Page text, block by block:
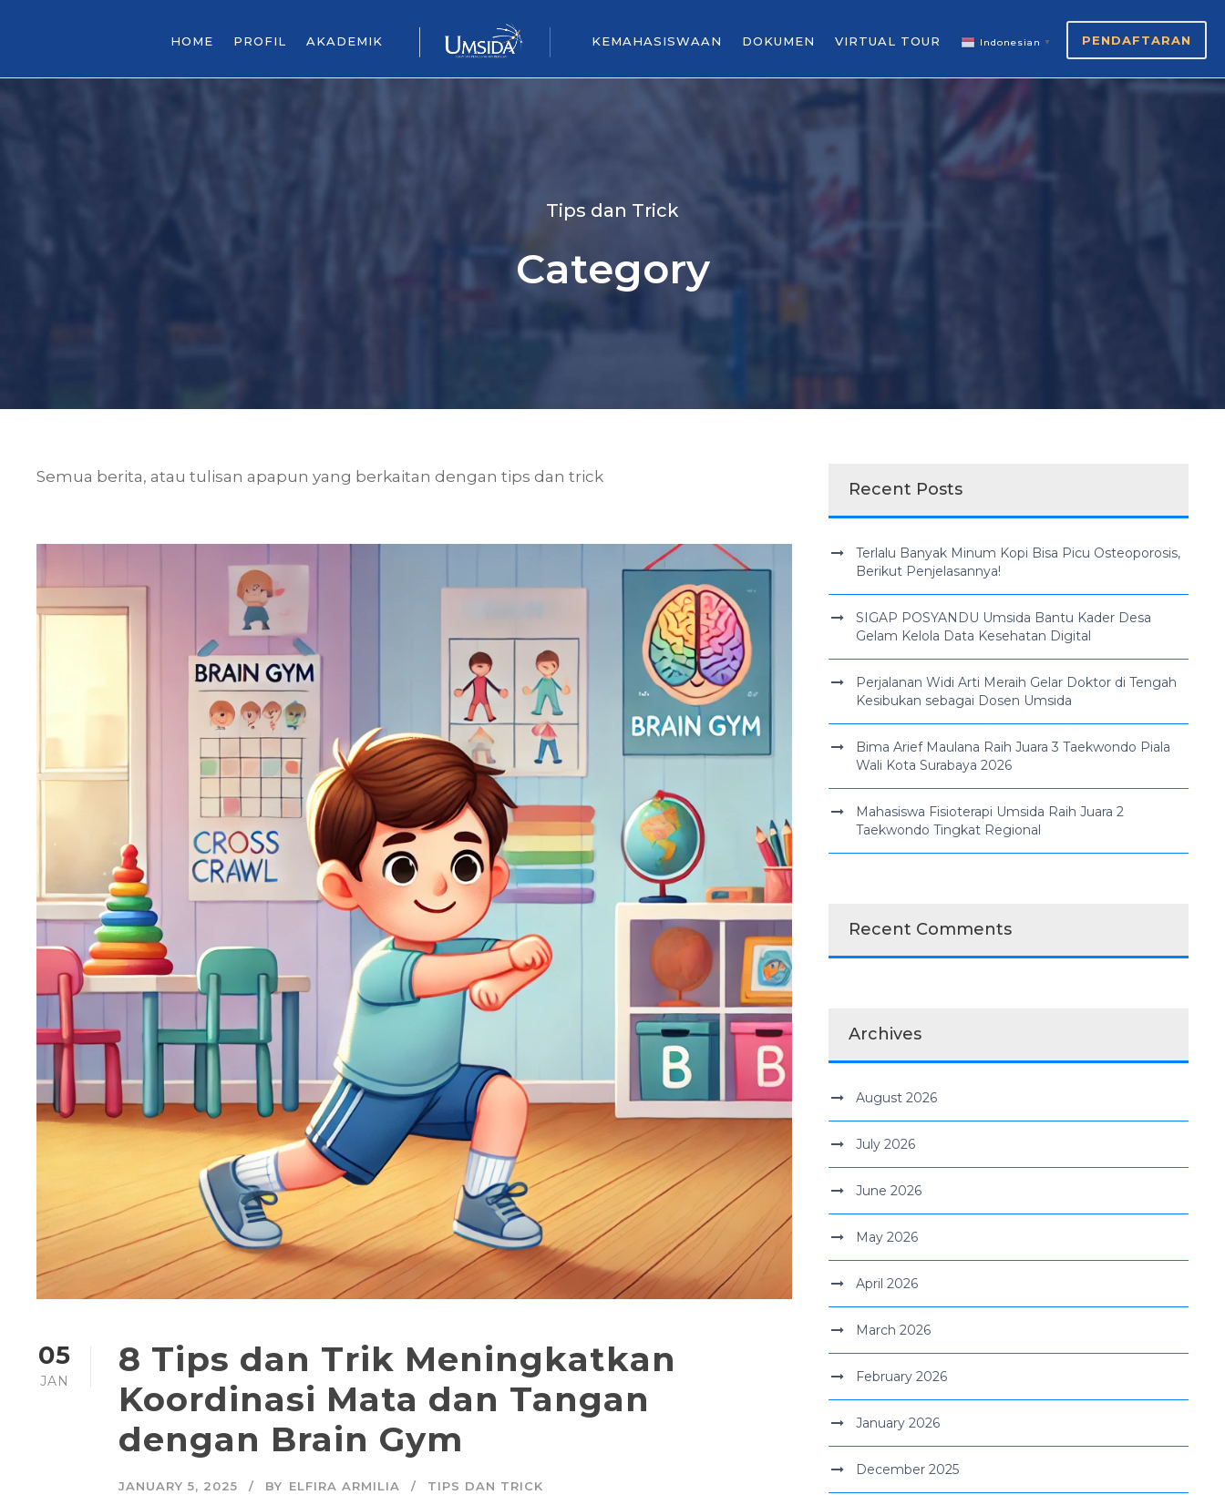
HOME PROFIL AKADEMIK KEMAHASISWAAN DOKUMEN VIRTUAL TOUR Indonesian ▼ PENDAFTARAN
Tips dan Trick
Category
Semua berita, atau tulisan apapun yang berkaitan dengan tips dan trick
05
JAN
8 Tips dan Trik Meningkatkan
Koordinasi Mata dan Tangan
dengan Brain Gym
JANUARY 5, 2025 BY ELFIRA ARMILIA TIPS DAN TRICK
Recent Posts
Terlalu Banyak Minum Kopi Bisa Picu Osteoporosis,
Berikut Penjelasannya!
SIGAP POSYANDU Umsida Bantu Kader Desa
Gelam Kelola Data Kesehatan Digital
Perjalanan Widi Arti Meraih Gelar Doktor di Tengah
Kesibukan sebagai Dosen Umsida
Bima Arief Maulana Raih Juara 3 Taekwondo Piala
Wali Kota Surabaya 2026
Mahasiswa Fisioterapi Umsida Raih Juara 2
Taekwondo Tingkat Regional
Recent Comments
Archives
August 2026
July 2026
June 2026
May 2026
April 2026
March 2026
February 2026
January 2026
December 2025